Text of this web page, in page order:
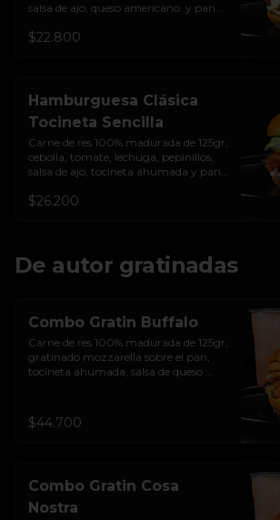
salsa de ajo, queso americano  y pan
$22.800
Hamburguesa Clásica
Tocineta Sencilla
Carne de res 100% madurada de 125gr,
cebolla, tomate, lechuga, pepinillos,
salsa de ajo, tocineta ahumada y pan
$26.200
De autor gratinadas
Combo Gratin Buffalo
Carne de res 100% madurada de 125gr,
gratinado mozzarella sobre el pan,
tocineta ahumada, salsa de queso
morada, sour cream de sriracha
levemente picante y pan brioche
$44.700
Combo Gratin Cosa
Nostra